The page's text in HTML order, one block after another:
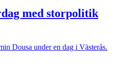
med storpolitik
Dousa under en dag i Västerås.